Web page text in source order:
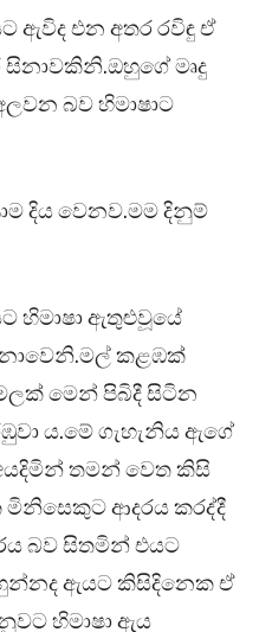
ඇවිද එන අතර රවිඳු ඒ
මෘදු
බව හිමාෂාට
දිය වෙනව.මම දිනුම්
හිමාෂා ඇතුළුවූයේ
කළඹක්
මෙන් පිබිදී සිටින
ය.මේ ගැහැනිය ඇගේ
තමන් වෙත කිසි
ආදරය කරද්දී
බව සිතමින් එයට
ඇයට කිසිදිනෙක ඒ
හිමාෂා ඇය